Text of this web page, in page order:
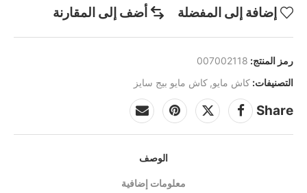
إضافة إلى المفضلة أضف إلى المقارنة
رمز المنتج: 007002118
التصنيفات: كاش مايو, كاش مايو بيج سايز
Share
الوصف
معلومات إضافية